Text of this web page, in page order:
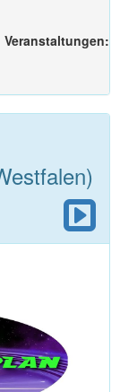
Veranstaltungen: